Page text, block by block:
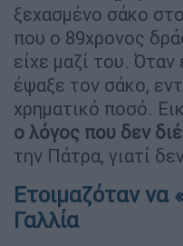
ξεχασμένο σάκο
που ο 89χρονος
είχε μαζί του. Όταν
έψαξε τον σάκο,
χρηματικό ποσό.
ο λόγος που δεν
την Πάτρα, γιατί
Ετοιμαζόταν να
Γαλλία